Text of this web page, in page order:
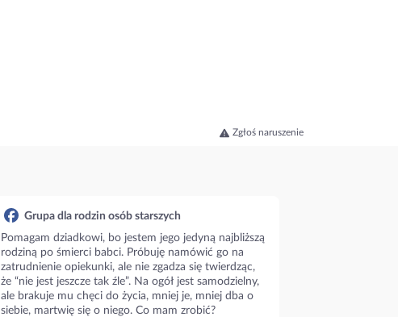
Zgłoś naruszenie
Grupa dla rodzin osób starszych
Pomagam dziadkowi, bo jestem jego jedyną najbliższą
rodziną po śmierci babci. Próbuję namówić go na
zatrudnienie opiekunki, ale nie zgadza się twierdząc,
że “nie jest jeszcze tak źle”. Na ogół jest samodzielny,
ale brakuje mu chęci do życia, mniej je, mniej dba o
siebie, martwię się o niego. Co mam zrobić?